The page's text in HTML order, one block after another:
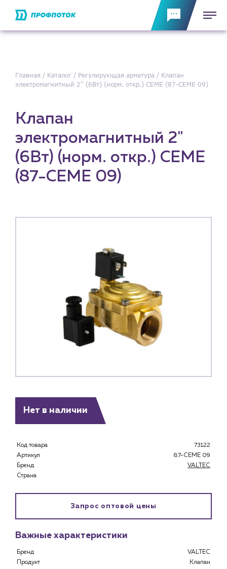
Каталог
О компании
История компании
Главная Каталог Регулирующая арматура
Клапан
электромагнитный 2" (6Вт) (норм. откр.) CEME (87-CEME 09)
Клапан
электромагнитный 2"
(6Вт) (норм. откр.) CEME
(87-CEME 09)
Нет в наличии
Код товара
73122
Артикул
87-CEME 09
Бренд
VALTEC
Страна
Запрос оптовой цены
Важные характеристики
Бренд
VALTEC
Продукт
Клапан